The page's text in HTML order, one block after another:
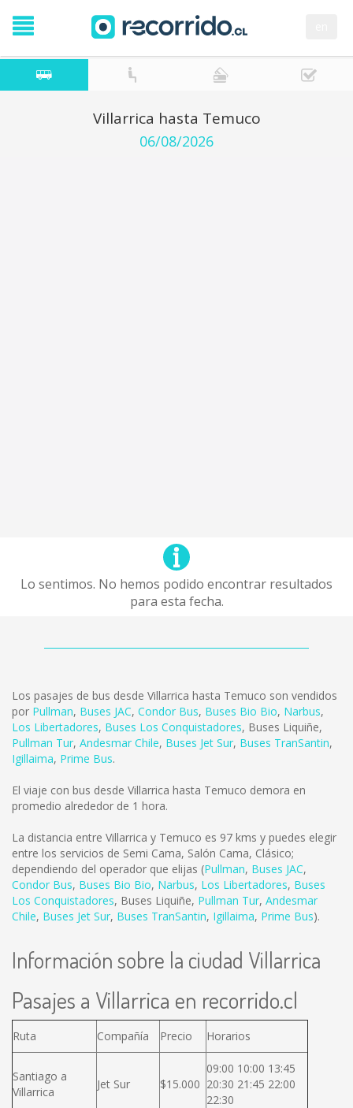
Villarrica hasta Temuco
06/08/2026
Lo sentimos. No hemos podido encontrar resultados
para esta fecha.
Los pasajes de bus desde Villarrica hasta Temuco son vendidos
por Pullman, Buses JAC, Condor Bus, Buses Bio Bio, Narbus,
Los Libertadores, Buses Los Conquistadores, Buses Liquiñe,
Pullman Tur, Andesmar Chile, Buses Jet Sur, Buses TranSantin,
Igillaima, Prime Bus.
El viaje con bus desde Villarrica hasta Temuco demora en
promedio alrededor de 1 hora.
La distancia entre Villarrica y Temuco es 97 kms y puedes elegir
entre los servicios de Semi Cama, Salón Cama, Clásico;
dependiendo del operador que elijas (Pullman, Buses JAC,
Condor Bus, Buses Bio Bio, Narbus, Los Libertadores, Buses
Los Conquistadores, Buses Liquiñe, Pullman Tur, Andesmar
Chile, Buses Jet Sur, Buses TranSantin, Igillaima, Prime Bus).
Información sobre la ciudad Villarrica
Pasajes a Villarrica en recorrido.cl
Ruta Compañía Precio Horarios
Santiago a
Villarrica
Jet Sur $15.000
09:00 10:00 13:45
20:30 21:45 22:00
22:30